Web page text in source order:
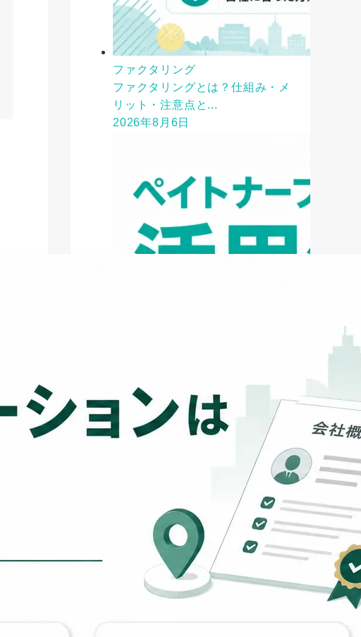
ファクタリング
ファクタリングとは？仕組み・メ
リット・注意点と...
2026年8月6日
ペイトナーファクタリングの活用
2026年8月5日